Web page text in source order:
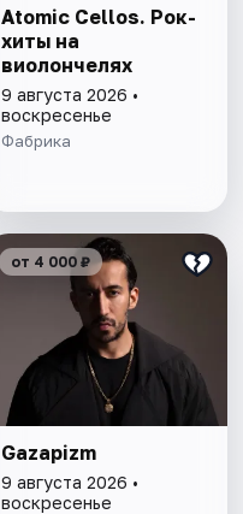
Atomic Cellos. Рок-
хиты на
виолончелях
9 августа 2026 •
воскресенье
Фабрика
от 4 000 ₽
Gazapizm
9 августа 2026 •
воскресенье